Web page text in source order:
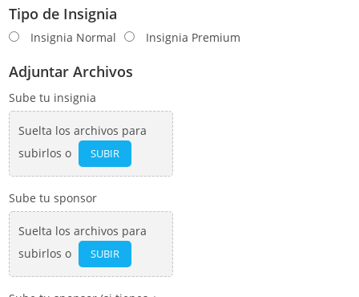
Tipo de Insignia
Insignia Normal Insignia Premium
Adjuntar Archivos
Sube tu insignia
Suelta los archivos para
subirlos o
SUBIR
Sube tu sponsor
Suelta los archivos para
subirlos o
SUBIR